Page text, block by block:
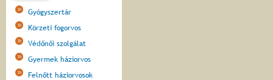
Gyógyszertár
Körzeti fogorvos
Védőnői szolgálat
Gyermek háziorvos
Felnőtt háziorvosok